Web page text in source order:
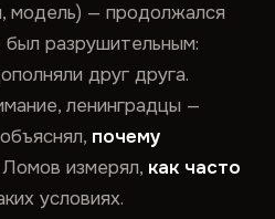
модель) — продолжался
разрушительным:
друг друга.
ленинградцы —
почему
измерял, как часто
условиях.